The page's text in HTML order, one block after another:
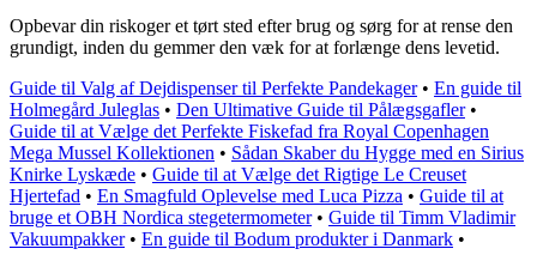
Opbevar din riskoger et tørt sted efter brug og sørg for at rense den
grundigt, inden du gemmer den væk for at forlænge dens levetid.
Guide til Valg af Dejdispenser til Perfekte Pandekager• En guide til
Holmegård Juleglas • Den Ultimative Guide til Pålægsgafler•
Guide til at Vælge det Perfekte Fiskefad fra Royal Copenhagen
Mega Mussel Kollektionen • Sådan Skaber du Hygge med en Sirius
Knirke Lyskæde • Guide til at Vælge det Rigtige Le Creuset
Hjertefad • En Smagfuld Oplevelse med Luca Pizza • Guide til at
bruge et OBH Nordica stegetermometer• Guide til Timm Vladimir
Vakuumpakker• En guide til Bodum produkter i Danmark •